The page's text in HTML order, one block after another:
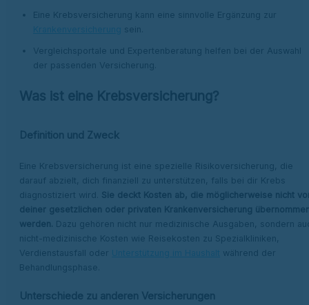
Eine Krebsversicherung kann eine sinnvolle Ergänzung zur
Krankenversicherung sein.
Vergleichsportale und Expertenberatung helfen bei der Auswahl
der passenden Versicherung.
Was ist eine Krebsversicherung?
Definition und Zweck
Eine Krebsversicherung ist eine spezielle Risikoversicherung, die
darauf abzielt, dich finanziell zu unterstützen, falls bei dir Krebs
diagnostiziert wird. Sie deckt Kosten ab, die möglicherweise nicht
deiner gesetzlichen oder privaten Krankenversicherung
werden. Dazu gehören nicht nur medizinische Ausgaben, sondern
nicht-medizinische Kosten wie Reisekosten zu Spezialkliniken,
Verdienstausfall oder Unterstützung im Haushalt während der
Behandlungsphase.
Unterschiede zu anderen Versicherungen